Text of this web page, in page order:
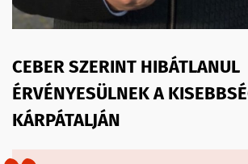
CEBER SZERINT HIBÁTLANUL
ÉRVÉNYESÜLNEK A
KÁRPÁTALJÁN